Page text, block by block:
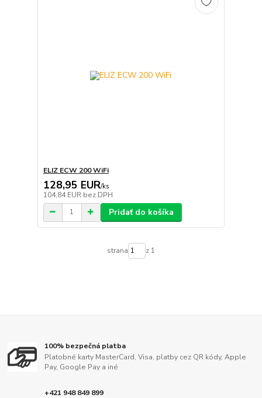
ELIZ ECW 200 WiFi
128,95 EUR/ks
104,84 EUR bez DPH
Pridať do košíka
strana z 1
100% bezpečná platba
Platobné karty MasterCard, Visa, platby cez QR kódy, Apple
Pay, Google Pay a iné
+421 948 849 899